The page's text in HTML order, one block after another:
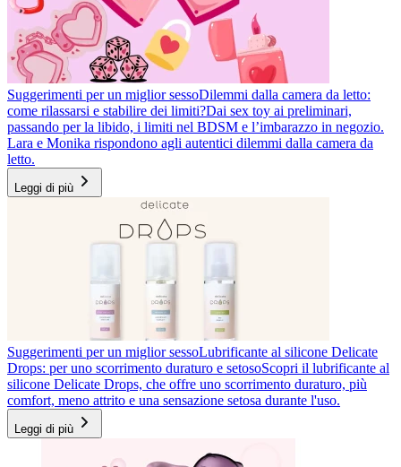
Suggerimenti per un miglior sessoDilemmi dalla camera da letto:
come rilassarsi e stabilire dei limiti?Dai sex toy ai preliminari,
passando per la libido, i limiti nel BDSM e l’imbarazzo in negozio.
Lara e Monika rispondono agli autentici dilemmi dalla camera da
letto.
Leggi di più
Suggerimenti per un miglior sessoLubrificante al silicone Delicate
Drops: per uno scorrimento duraturo e setosoScopri il lubrificante al
silicone Delicate Drops, che offre uno scorrimento duraturo, più
comfort, meno attrito e una sensazione setosa durante l'uso.
Leggi di più